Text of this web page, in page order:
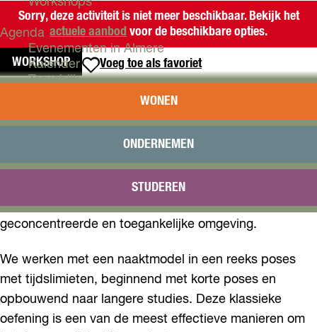
Agenda
Evenementen in Almere
Kalender
Terugblik
Arrangementen
VVV Almere
WONEN
ONDERNEMEN
STUDEREN
Sorry, deze activiteit is niet meer beschikbaar. Bekijk het
actuele aanbod voor de beschikbare opties.
WORKSHOP Voeg toe als favoriet
Voeg toe als favoriet
LIVE FIGUURTEKENEN BIJ LUNA
NGUYEN ATELIER (18+)
Kom langs voor een avond figuurtekenen in het hart
van Almere. Of je nu je creativiteit wilt verkennen of je
vaardigheden wilt verfijnen, deze sessie biedt een
geconcentreerde en toegankelijke omgeving.
We werken met een naaktmodel in een reeks poses
met tijdslimieten, beginnend met korte poses en
opbouwend naar langere studies. Deze klassieke
oefening is een van de meest effectieve manieren om